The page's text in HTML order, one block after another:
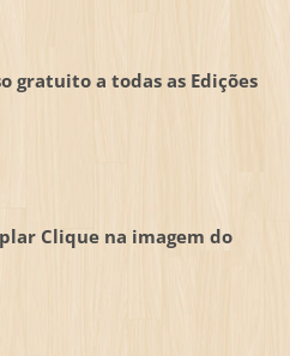
gratuito a todas as Edições
Clique na imagem do